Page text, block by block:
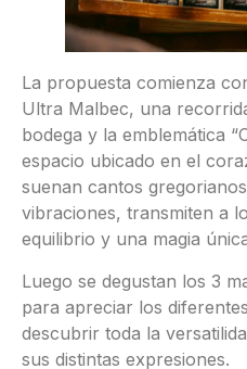
La propuesta comienza
Ultra Malbec, una
bodega y la emblemática
espacio ubicado en el
suenan cantos
vibraciones, transmiten a
equilibrio y una magia
Luego se degustan los 3
para apreciar los
descubrir toda la
sus distintas expresiones.